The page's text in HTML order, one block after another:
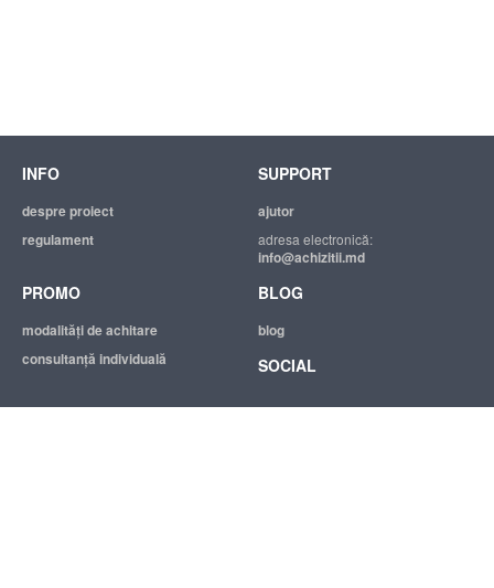
INFO
despre proiect
regulament
SUPPORT
ajutor
adresa electronică:
info@achizitii.md
PROMO
modalităţi de achitare
consultanță individuală
BLOG
blog
SOCIAL